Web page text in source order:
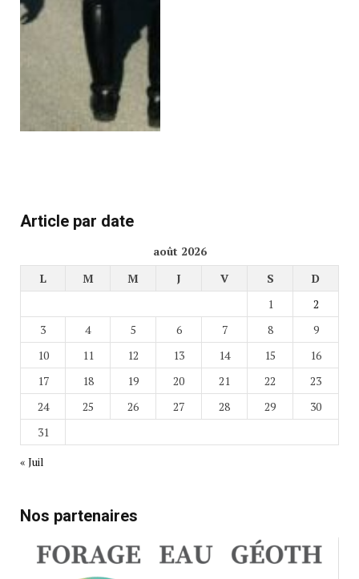
Article par date
août 2026
L
M M J V S
D
1
2
3
4 5 6 7 8
9
10
11 12 13 14 15
16
17
18 19 20 21 22
23
24
25 26 27 28 29
30
31
« Juil
Nos partenaires